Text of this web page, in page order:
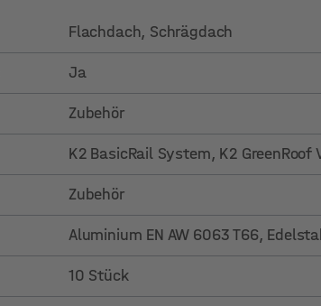
Flachdach, Schrägdach
Ja
Zubehör
K2 BasicRail System, K2 GreenRoof
Zubehör
Aluminium EN AW 6063 T66,
10 Stück